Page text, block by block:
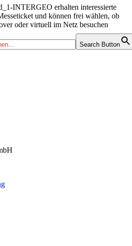
Search Button
INTERGEO erhalten interessierte
und können frei wählen, ob
oder virtuell im Netz besuchen